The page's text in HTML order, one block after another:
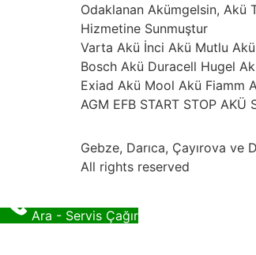
Odaklanan Akümgelsin, Akü
Hizmetine Sunmuştur
Varta Akü İnci Akü Mutlu Akü
Bosch Akü Duracell Hugel
Exiad Akü Mool Akü Fiamm
AGM EFB START STOP AKÜ
Gebze, Darıca, Çayırova ve
All rights reserved
Ara - Servis Çağır